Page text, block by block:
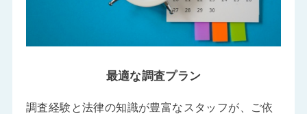
最適な調査プラン
調査経験と法律の知識が豊富なスタッフが、ご依